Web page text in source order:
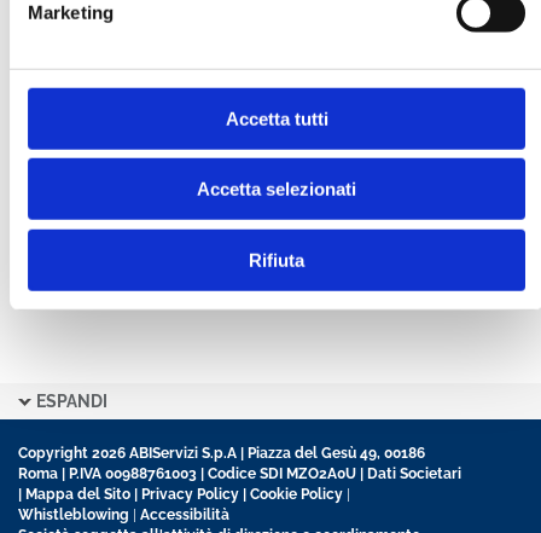
Marketing
Accetta tutti
Accetta selezionati
Rifiuta
Ho letto e accetto l’informativa sulla
Ho preso visione delleCondizioni Generalidi
contratto disciplinanti il sito
ESPANDI
Copyright 2026 ABIServizi S.p.A | Piazza del Gesù 49, 00186
Roma | P.IVA 00988761003 | Codice SDI MZO2A0U | Dati Societari
| Mappa del Sito | Privacy Policy | Cookie Policy |
Whistleblowing | Accessibilità